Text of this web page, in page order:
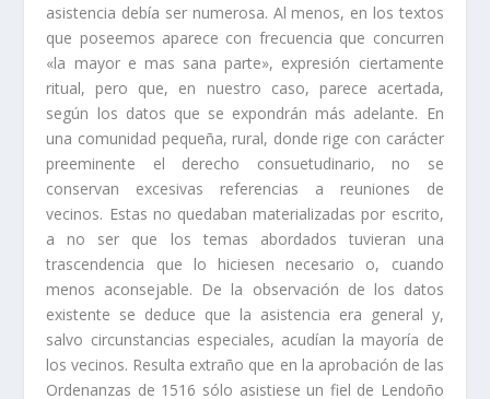
asistencia debí­a ser numerosa. Al menos, en los textos
que poseemos aparece con frecuencia que concurren
«la mayor e mas sana parte», expresión ciertamente
ritual, pero que, en nuestro caso, parece acertada,
según los datos que se expondrán más adelante. En
una comunidad pequeña, rural, donde rige con carácter
preeminente el derecho consuetudinario, no se
conservan excesivas referencias a reuniones de
vecinos. Estas no quedaban materializadas por escri­to,
a no ser que los temas abordados tuvieran una
trascendencia que lo hiciesen necesario o, cuando
menos aconsejable. De la observación de los datos
existente se deduce que la asistencia era general y,
salvo circunstancias especiales, acudí­an la mayorí­a de
los vecinos. Resulta extraño que en la aprobación de las
Ordenanzas de 1516 sólo asistiese un fiel de Lendoño